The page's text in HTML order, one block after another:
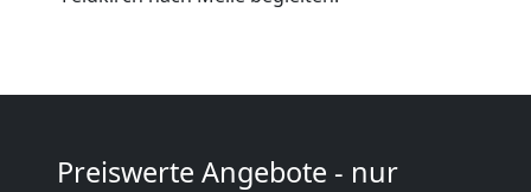
Preiswerte Angebote - nur
Umzug